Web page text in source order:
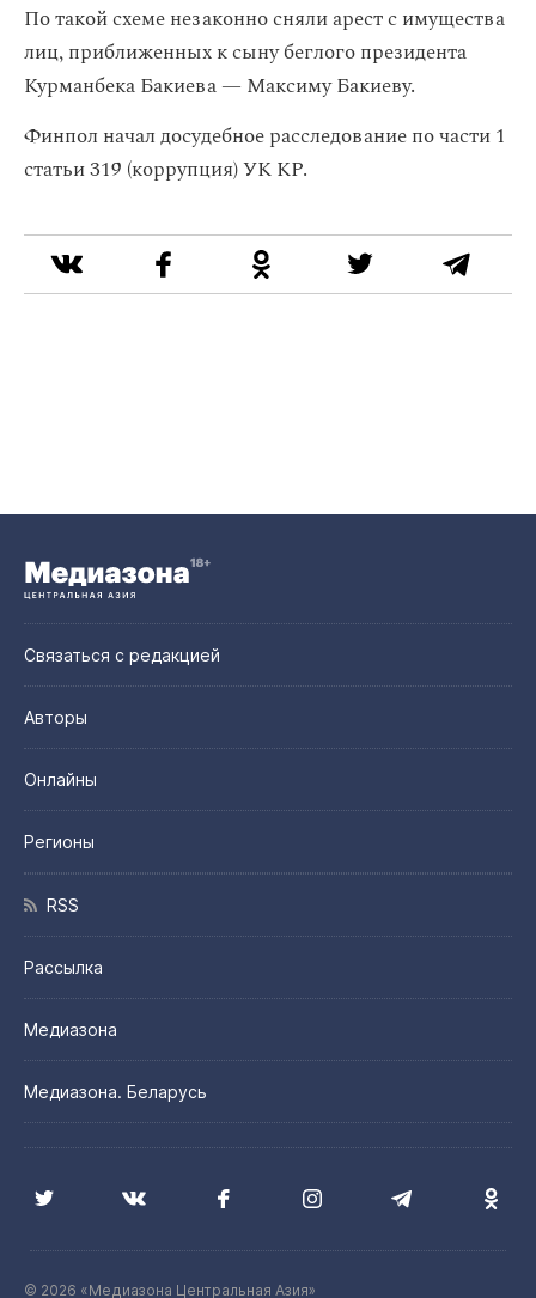
По такой схеме незаконно сняли арест с имущества
лиц, приближенных к сыну беглого президента
Курманбека Бакиева — Максиму Бакиеву.
Финпол начал досудебное расследование по части 1
статьи 319 (коррупция) УК КР.
Связаться с редакцией
Авторы
Онлайны
Регионы
RSS
Рассылка
Медиазона
Медиазона. Беларусь
© 2026 «Медиазона Центральная Азия»